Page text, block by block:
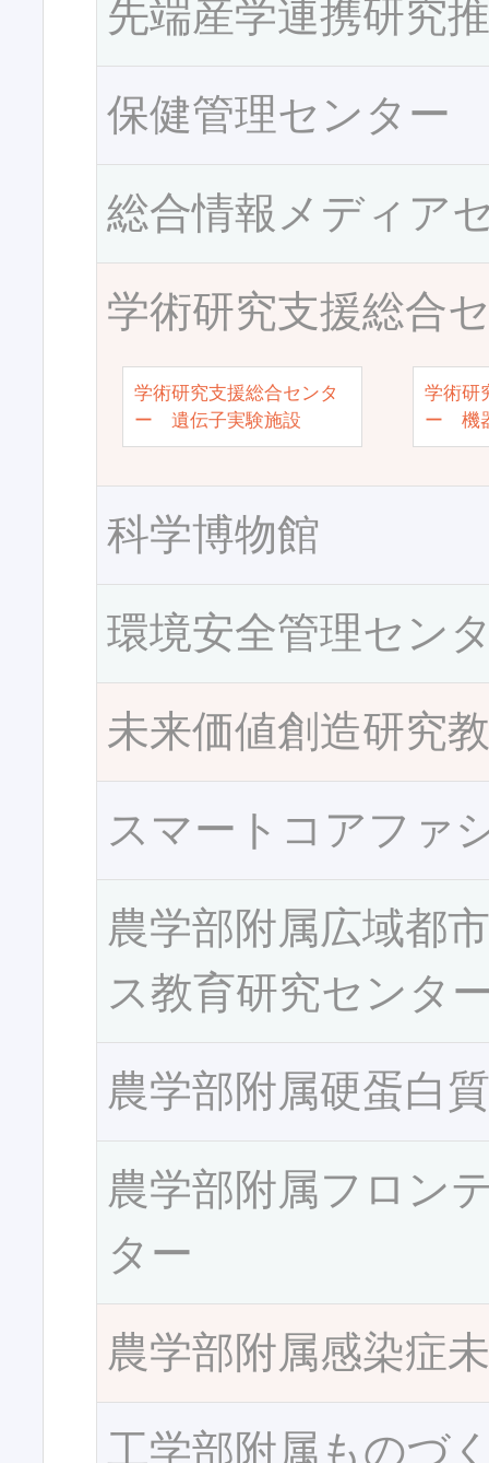
先端産学連携研究
保健管理センター
総合情報メディア
学術研究支援総合
学術研究支援総合センタ
ー 遺伝子実験施設
学術研
ー 機
科学博物館
環境安全管理セン
未来価値創造研究
スマートコアファ
農学部附属広域都
ス教育研究センタ
農学部附属硬蛋白
農学部附属フロン
ター
農学部附属感染症
工学部附属ものづ